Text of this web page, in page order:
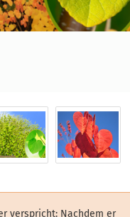
verspricht: Nachdem er